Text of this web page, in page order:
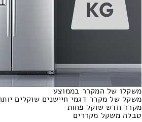
משקלו של המקרר בממוצע
משקל של מקרר דגמי חיישנים שוקלים
מקרר חדש שוקל פחות
טבלה משקל מקררים